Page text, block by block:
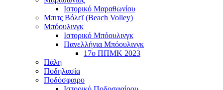
Ιστορικό Μαραθωνίου
Μπιτς Βόλεϊ (Beach Volley)
Μπόουλινγκ
Ιστορικό Μπόουλινγκ
Πανελλήνια Μπόουλινγκ
17ο ΠΠΜΚ 2023
Πάλη
Ποδηλασία
Ποδόσφαιρο